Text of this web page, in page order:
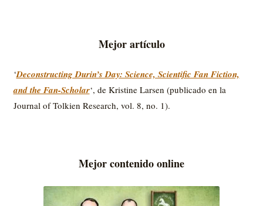
Mejor artículo
‘Deconstructing Durin’s Day: Science, Scientific Fan Fiction,
and the Fan-Scholar‘, de Kristine Larsen (publicado en la
Journal of Tolkien Research, vol. 8, no. 1).
Mejor contenido online